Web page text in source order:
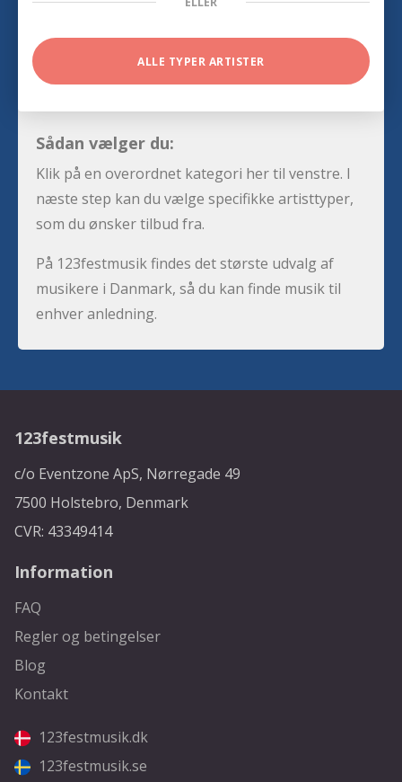
ALLE TYPER ARTISTER
Sådan vælger du:
Klik på en overordnet kategori her til venstre. I
næste step kan du vælge specifikke artisttyper,
som du ønsker tilbud fra.
På 123festmusik findes det største udvalg af
musikere i Danmark, så du kan finde musik til
enhver anledning.
123festmusik
c/o Eventzone ApS, Nørregade 49
7500 Holstebro, Denmark
CVR: 43349414
Information
FAQ
Regler og betingelser
Blog
Kontakt
123festmusik.dk
123festmusik.se